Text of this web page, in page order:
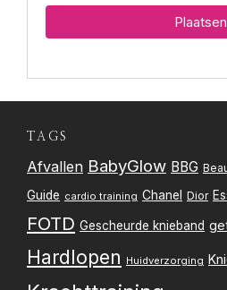
TAGS
Afvallen BabyGlow BBG
Guide cardio training Chanel Dior
FOTD Gescheurde knieband
Hardlopen Huidverzorging